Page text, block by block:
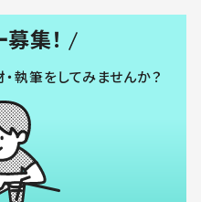
集！
執筆をしてみませんか？